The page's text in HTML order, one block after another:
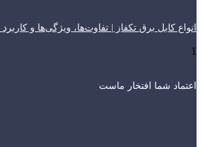
انواع کابل برق تکفاز | تفاوت‌ها، ویژگی‌ها و
اعتماد شما افتخار ماست